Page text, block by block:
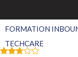
FORMATION
TECHCARE